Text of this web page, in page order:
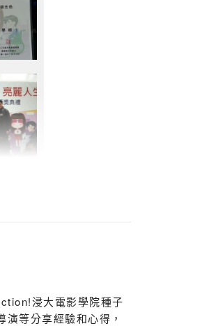
浸大電影學院種子
等分享經驗和心得，